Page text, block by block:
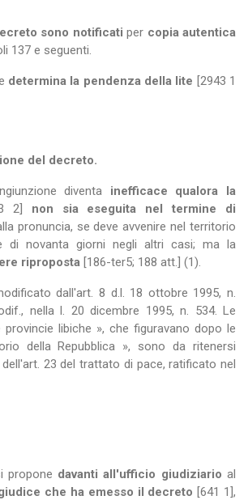
sono notificati per copia autentica
137 e seguenti.
determina la pendenza della lite [2943 1
del decreto.
diventa inefficace qualora la
2] non sia eseguita nel termine di
pronuncia, se deve avvenire nel territorio
di novanta giorni negli altri casi; ma la
riproposta [186-ter5; 188 att.] (1).
dall'art. 8 d.l. 18 ottobre 1995, n.
nella l. 20 dicembre 1995, n. 534. Le
libiche », che figuravano dopo le
della Repubblica », sono da ritenersi
23 del trattato di pace, ratificato nel
propone davanti all'ufficio giudiziario al
che ha emesso il decreto [641 1],